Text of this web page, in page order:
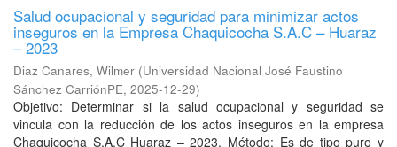
Salud ocupacional y seguridad para minimizar actos
inseguros en la Empresa Chaquicocha S.A.C – Huaraz
– 2023
Diaz Canares, Wilmer (Universidad Nacional José Faustino
Sánchez CarriónPE, 2025-12-29)
Objetivo: Determinar si la salud ocupacional y seguridad se
vincula con la reducción de los actos inseguros en la empresa
Chaquicocha S.A.C Huaraz – 2023. Método: Es de tipo puro y